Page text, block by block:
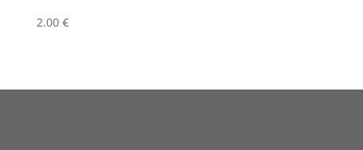
2.00 €